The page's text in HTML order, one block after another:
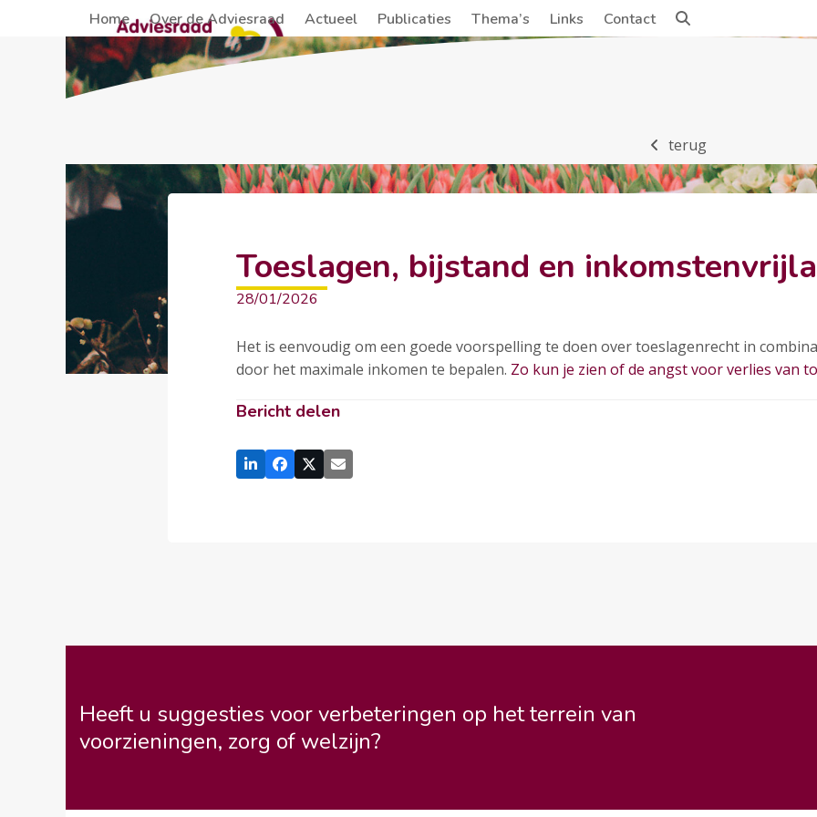
Home Over de Adviesraad Actueel Publicaties Thema’s Links Contact
terug
Toeslagen, bijstand en
28/01/2026
Het is eenvoudig om een goede voorspelling te doen over toeslagenrecht in
door het maximale inkomen te bepalen. Zo kun je zien of de angst voor verlies van
Bericht delen
Heeft u suggesties voor verbeteringen op het terrein van
voorzieningen, zorg of welzijn?